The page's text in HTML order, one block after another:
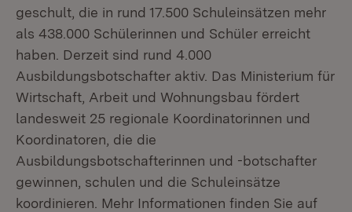
geschult, die in rund 17.500 Schuleinsätzen mehr
als 438.000 Schülerinnen und Schüler erreicht
haben. Derzeit sind rund 4.000
Ausbildungsbotschafter aktiv. Das Ministerium für
Wirtschaft, Arbeit und Wohnungsbau fördert
landesweit 25 regionale Koordinatorinnen und
Koordinatoren, die die
Ausbildungsbotschafterinnen und -botschafter
gewinnen, schulen und die Schuleinsätze
koordinieren. Mehr Informationen finden Sie auf